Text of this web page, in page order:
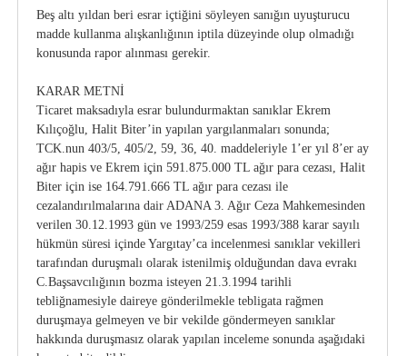
Beş altı yıldan beri esrar içtiğini söyleyen sanığın uyuşturucu
madde kullanma alışkanlığının iptila düzeyinde olup olmadığı
konusunda rapor alınması gerekir.
KARAR METNİ
Ticaret maksadıyla esrar bulundurmaktan sanıklar Ekrem
Kılıçoğlu, Halit Biter’in yapılan yargılanmaları sonunda;
TCK.nun 403/5, 405/2, 59, 36, 40. maddeleriyle 1’er yıl 8’er ay
ağır hapis ve Ekrem için 591.875.000 TL ağır para cezası, Halit
Biter için ise 164.791.666 TL ağır para cezası ile
cezalandırılmalarına dair ADANA 3. Ağır Ceza Mahkemesinden
verilen 30.12.1993 gün ve 1993/259 esas 1993/388 karar sayılı
hükmün süresi içinde Yargıtay’ca incelenmesi sanıklar vekilleri
tarafından duruşmalı olarak istenilmiş olduğundan dava evrakı
C.Başsavcılığının bozma isteyen 21.3.1994 tarihli
tebliğnamesiyle daireye gönderilmekle tebligata rağmen
duruşmaya gelmeyen ve bir vekilde göndermeyen sanıklar
hakkında duruşmasız olarak yapılan inceleme sonunda aşağıdaki